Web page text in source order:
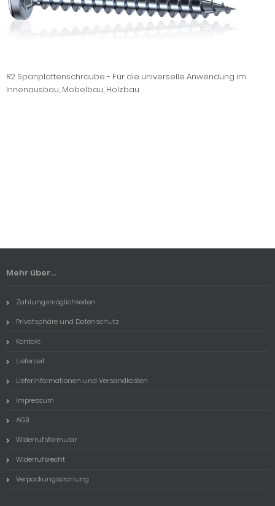
R2 Spanplattenschraube - Für die universelle Anwendung im
Innenausbau, Möbelbau, Holzbau
Mehr über...
Zahlungsmöglichkeiten
Privatsphäre und Datenschutz
Kontakt
Lieferzeit
Lieferinformationen und Versandkosten
Impressum
AGB
Widerrufsformular
Widerrufsrecht
Verpackungsordnung